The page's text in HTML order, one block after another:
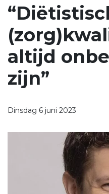
altijd
zijn”
Dinsdag 6 juni 2023